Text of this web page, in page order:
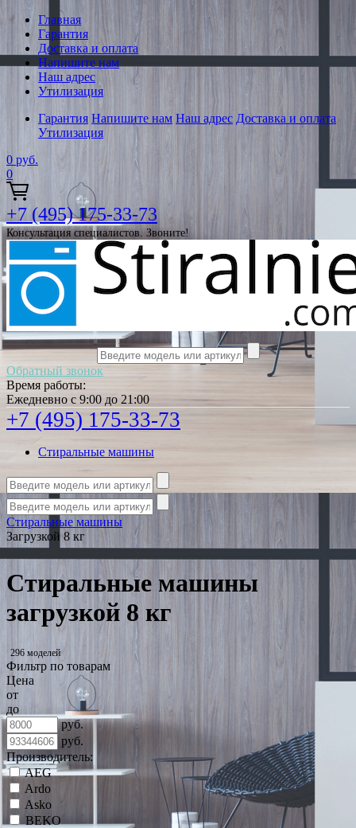
Главная
Гарантия
Доставка и оплата
Напишите нам
Наш адрес
Утилизация
Гарантия Напишите нам Наш адрес Доставка и оплата
Утилизация
0 руб.
0
+7 (495) 175-33-73
Консультация специалистов. Звоните!
Обратный звонок
Время работы:
Ежедневно с 9:00 до 21:00
+7 (495) 175-33-73
Стиральные машины
Стиральные машины
Загрузкой 8 кг
Стиральные машины
загрузкой 8 кг
296 моделей
Фильтр по товарам
Цена
от
до
руб.
руб.
Производитель:
AEG
Ardo
Asko
BEKO